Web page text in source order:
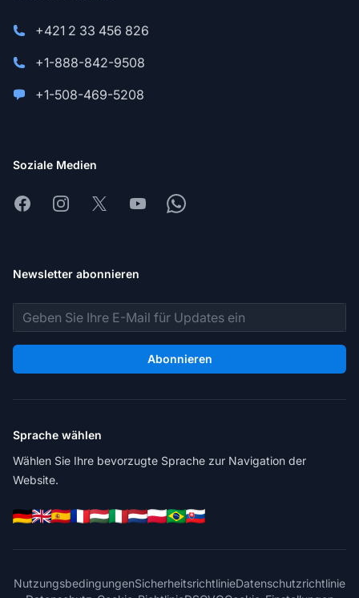
+421 2 33 456 826
+1-888-842-9508
+1-508-469-5208
Soziale Medien
FacebookInstagram
X YoutubeWhatsapp
Newsletter abonnieren
E-Mail-Adresse
Abonnieren
Sprache wählen
Wählen Sie Ihre bevorzugte Sprache zur Navigation der
Website.
NutzungsbedingungenSicherheitsrichtlinieDatenschutzrichtlinie